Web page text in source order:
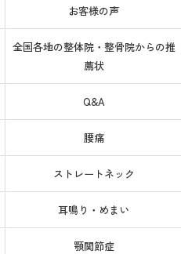
お客様の声
全国各地の整体院・整骨院からの推
薦状
Q&A
腰痛
ストレートネック
耳鳴り・めまい
顎関節症